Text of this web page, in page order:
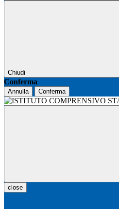
Chiudi
Conferma
Annulla Conferma
close